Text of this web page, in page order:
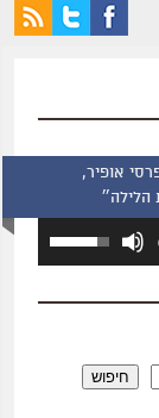
פרסי אופיר,
הלילה״
השתמש
כדי
חיפוש